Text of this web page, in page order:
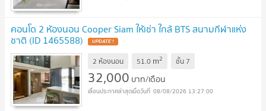
คอนโด 2 ห้องนอน Cooper Siam ให้เช่า ใกล้ BTS สนามกีฬาแห่ง
ชาติ (ID 1465588)
2 ห้องนอน 51.0 m2 ชั้น 7
32,000 บาท/เดือน
08/08/2026 13:27:00